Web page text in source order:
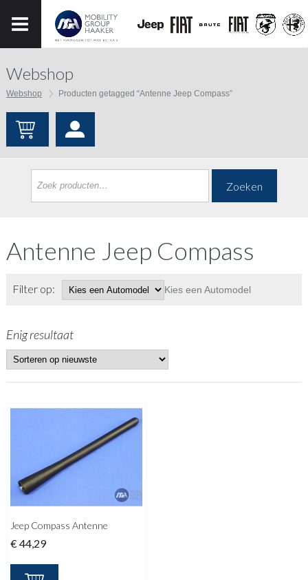
Webshop
Webshop Producten getagged “Antenne Jeep Compass”
Zoeken
Antenne Jeep Compass
Filter op: Kies een Automodel
Enig resultaat
Jeep Compass Antenne
€44,29